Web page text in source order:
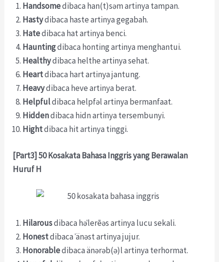
Handsomedibaca han(t)səm artinya tampan.
Hastydibaca haste artinya gegabah.
Hatedibaca hat artinya benci.
Hauntingdibaca honting artinya menghantui.
Healthydibaca helthe artinya sehat.
Heartdibaca hart artinya jantung.
Heavydibaca heve artinya berat.
Helpfuldibaca helpfəl artinya bermanfaat.
Hiddendibaca hidn artinya tersembunyi.
Hightdibaca hit artinya tinggi.
[Part3] 50 Kosakata Bahasa Inggris yang Berawalan
Huruf H
Hilarousdibaca həˈlerēəs artinya lucu sekali.
Honestdibaca ˈänəst artinya jujur.
Honorabledibaca änərəb(ə)l artinya terhormat.